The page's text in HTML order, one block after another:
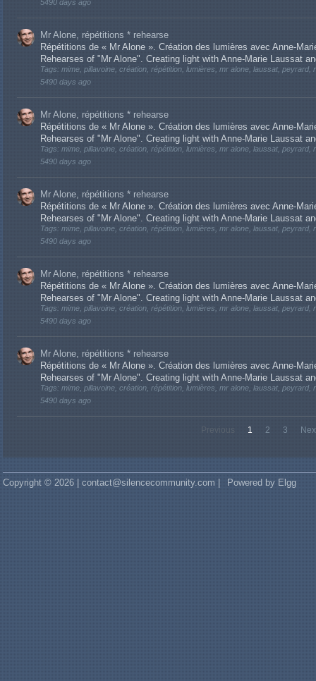
5490 days ago
Mr Alone, répétitions * rehearse
Répétitions de « Mr Alone ». Création des lumières avec Anne-
Rehearses of "Mr Alone". Creating light with Anne-Marie Laussat
Tags: mime, pillavoine, création, répétition, lumières, mr alone, laussat, peyrard,
5490 days ago
Mr Alone, répétitions * rehearse
Répétitions de « Mr Alone ». Création des lumières avec Anne-
Rehearses of "Mr Alone". Creating light with Anne-Marie Laussat
Tags: mime, pillavoine, création, répétition, lumières, mr alone, laussat, peyrard,
5490 days ago
Mr Alone, répétitions * rehearse
Répétitions de « Mr Alone ». Création des lumières avec Anne-
Rehearses of "Mr Alone". Creating light with Anne-Marie Laussat
Tags: mime, pillavoine, création, répétition, lumières, mr alone, laussat, peyrard,
5490 days ago
Mr Alone, répétitions * rehearse
Répétitions de « Mr Alone ». Création des lumières avec Anne-
Rehearses of "Mr Alone". Creating light with Anne-Marie Laussat
Tags: mime, pillavoine, création, répétition, lumières, mr alone, laussat, peyrard,
5490 days ago
Mr Alone, répétitions * rehearse
Répétitions de « Mr Alone ». Création des lumières avec Anne-
Rehearses of "Mr Alone". Creating light with Anne-Marie Laussat
Tags: mime, pillavoine, création, répétition, lumières, mr alone, laussat, peyrard,
5490 days ago
Previous 1 2 3
Copyright © 2026 | contact@silencecommunity.com | Powered by Elgg